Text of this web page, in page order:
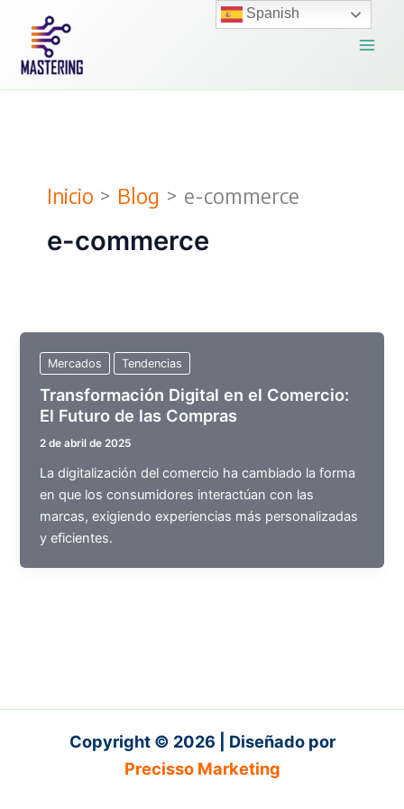
contenido
Inicio Blog e-commerce
e-commerce
Mercados Tendencias
Transformación Digital en el Comercio:
El Futuro de las Compras
2 de abril de 2025
La digitalización del comercio ha cambiado la forma
en que los consumidores interactúan con las
marcas, exigiendo experiencias más personalizadas
y eficientes.
Copyright © 2026 | Diseñado por
Precisso Marketing
Spanish